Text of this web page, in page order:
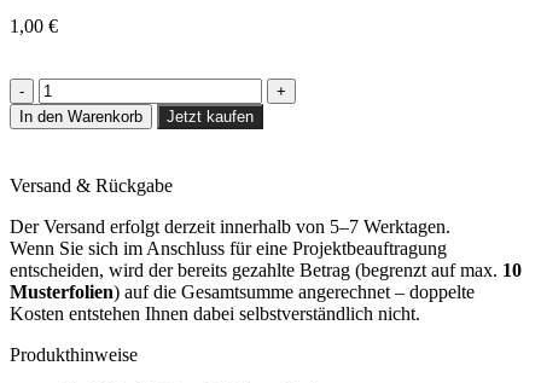
1,00 €
In den Warenkorb Jetzt kaufen
Versand & Rückgabe
Der Versand erfolgt derzeit innerhalb von 5–7 Werktagen.
Wenn Sie sich im Anschluss für eine Projektbeauftragung
entscheiden, wird der bereits gezahlte Betrag (begrenzt auf max. 10
Musterfolien) auf die Gesamtsumme angerechnet – doppelte
Kosten entstehen Ihnen dabei selbstverständlich nicht.
Produkthinweise